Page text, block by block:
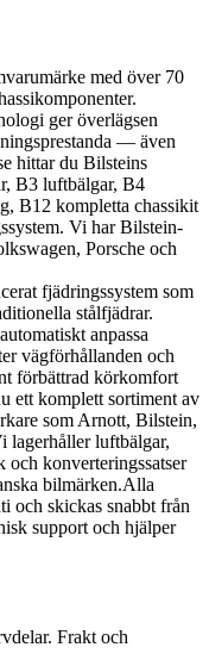
med över 70
ger överlägsen
— även
hittar du Bilsteins
B3 luftbälgar, B4
B12 kompletta chassikit
Vi har Bilstein-
Porsche och
fjädringssystem som
stålfjädrar.
anpassa
vägförhållanden och
förbättrad körkomfort
ett komplett sortiment av
som Arnott, Bilstein,
lagerhåller luftbälgar,
och konverteringssatser
bilmärken.Alla
och skickas snabbt från
support och hjälper
Frakt och